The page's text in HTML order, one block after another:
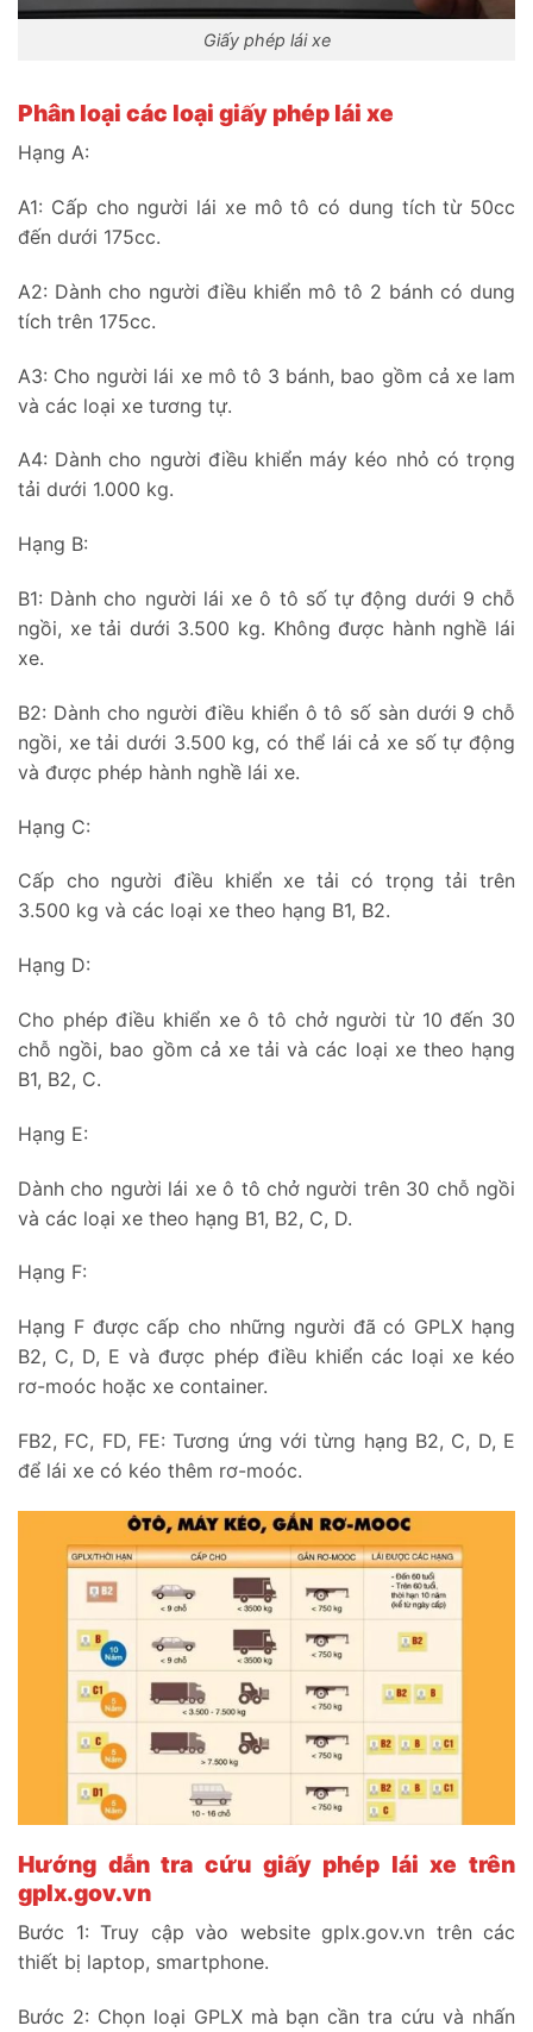
Giấy phép lái xe
Phân loại các loại giấy phép lái xe
Hạng A:
A1: Cấp cho người lái xe mô tô có dung tích từ 50cc
đến dưới 175cc.
A2: Dành cho người điều khiển mô tô 2 bánh có dung
tích trên 175cc.
A3: Cho người lái xe mô tô 3 bánh, bao gồm cả xe lam
và các loại xe tương tự.
A4: Dành cho người điều khiển máy kéo nhỏ có trọng
tải dưới 1.000 kg.
Hạng B:
B1: Dành cho người lái xe ô tô số tự động dưới 9 chỗ
ngồi, xe tải dưới 3.500 kg. Không được hành nghề lái
xe.
B2: Dành cho người điều khiển ô tô số sàn dưới 9 chỗ
ngồi, xe tải dưới 3.500 kg, có thể lái cả xe số tự động
và được phép hành nghề lái xe.
Hạng C:
Cấp cho người điều khiển xe tải có trọng tải trên
3.500 kg và các loại xe theo hạng B1, B2.
Hạng D:
Cho phép điều khiển xe ô tô chở người từ 10 đến 30
chỗ ngồi, bao gồm cả xe tải và các loại xe theo hạng
B1, B2, C.
Hạng E:
Dành cho người lái xe ô tô chở người trên 30 chỗ ngồi
và các loại xe theo hạng B1, B2, C, D.
Hạng F:
Hạng F được cấp cho những người đã có GPLX hạng
B2, C, D, E và được phép điều khiển các loại xe kéo
rơ-moóc hoặc xe container.
FB2, FC, FD, FE: Tương ứng với từng hạng B2, C, D, E
để lái xe có kéo thêm rơ-moóc.
Hướng dẫn tra cứu giấy phép lái xe trên
gplx.gov.vn
Bước 1: Truy cập vào website gplx.gov.vn trên các
thiết bị laptop, smartphone.
Bước 2: Chọn loại GPLX mà bạn cần tra cứu và nhấn